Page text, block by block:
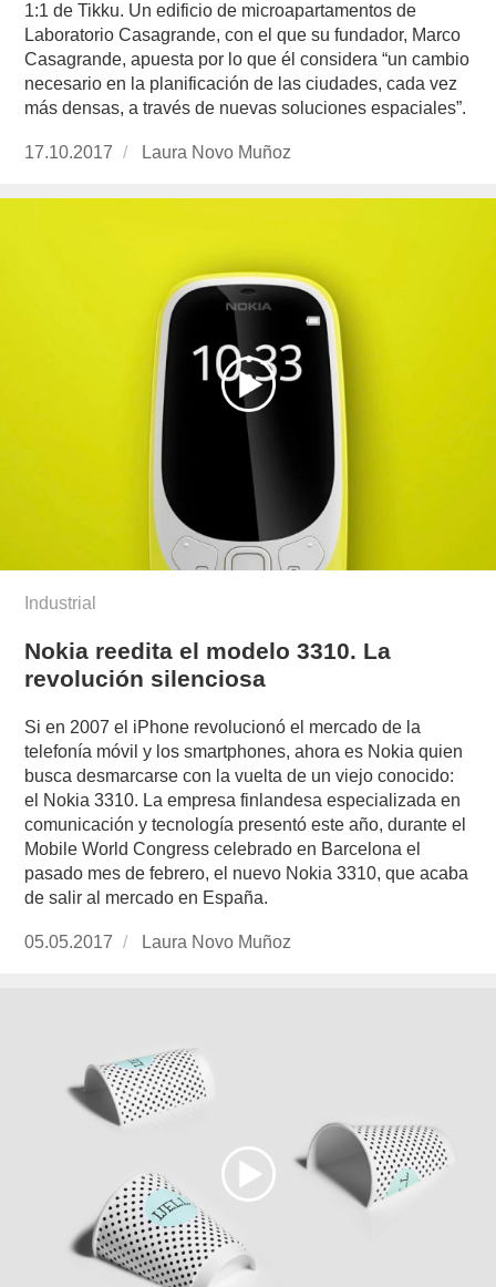
1:1 de Tikku. Un edificio de microapartamentos de
Laboratorio Casagrande, con el que su fundador, Marco
Casagrande, apuesta por lo que él considera “un cambio
necesario en la planificación de las ciudades, cada vez
más densas, a través de nuevas soluciones espaciales”.
Publicado
17.10.2017
https://www.experimenta.es/author/laura-
Laura Novo Muñoz
Industrial
Nokia reedita el modelo 3310. La
revolución silenciosa
Si en 2007 el iPhone revolucionó el mercado de la
telefonía móvil y los smartphones, ahora es Nokia quien
busca desmarcarse con la vuelta de un viejo conocido:
el Nokia 3310. La empresa finlandesa especializada en
comunicación y tecnología presentó este año, durante el
Mobile World Congress celebrado en Barcelona el
pasado mes de febrero, el nuevo Nokia 3310, que acaba
de salir al mercado en España.
Publicado
05.05.2017
https://www.experimenta.es/author/laura-
Laura Novo Muñoz